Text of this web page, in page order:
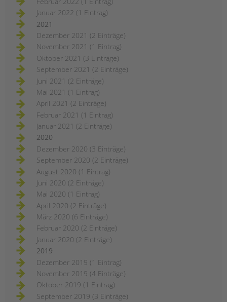
Januar 2022 (1 Eintrag)
2021
Dezember 2021 (2 Einträge)
November 2021 (1 Eintrag)
Oktober 2021 (3 Einträge)
September 2021 (2 Einträge)
Juni 2021 (2 Einträge)
Mai 2021 (1 Eintrag)
April 2021 (2 Einträge)
Februar 2021 (1 Eintrag)
Januar 2021 (2 Einträge)
2020
Dezember 2020 (3 Einträge)
September 2020 (2 Einträge)
August 2020 (1 Eintrag)
Juni 2020 (2 Einträge)
Mai 2020 (1 Eintrag)
April 2020 (2 Einträge)
März 2020 (6 Einträge)
Februar 2020 (2 Einträge)
Januar 2020 (2 Einträge)
2019
Dezember 2019 (1 Eintrag)
November 2019 (4 Einträge)
Oktober 2019 (1 Eintrag)
September 2019 (3 Einträge)